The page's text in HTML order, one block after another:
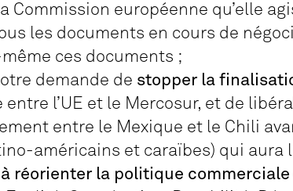
Commission européenne qu’elle
les documents en cours de
ces documents ;
demande de stopper la
entre l’UE et le Mercosur, et de
entre le Mexique et le Chili
américains et caraïbes) qui aura
à réorienter la politique